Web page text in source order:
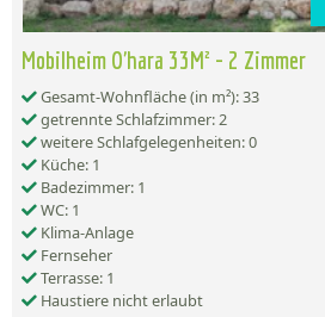
Mobilheim O'hara 33M² - 2 Zimmer
Gesamt-Wohnfläche (in m²): 33
getrennte Schlafzimmer: 2
weitere Schlafgelegenheiten: 0
Küche: 1
Badezimmer: 1
WC: 1
Klima-Anlage
Fernseher
Terrasse: 1
Haustiere nicht erlaubt